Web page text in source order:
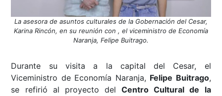
La asesora de asuntos culturales de la Gobernación del Cesar,
Karina Rincón, en su reunión con , el viceministro de Economía
Naranja, Felipe Buitrago.
Durante su visita a la capital del Cesar, el
Viceministro de Economía Naranja, Felipe Buitrago,
se refirió al proyecto delCentro Cultural de la